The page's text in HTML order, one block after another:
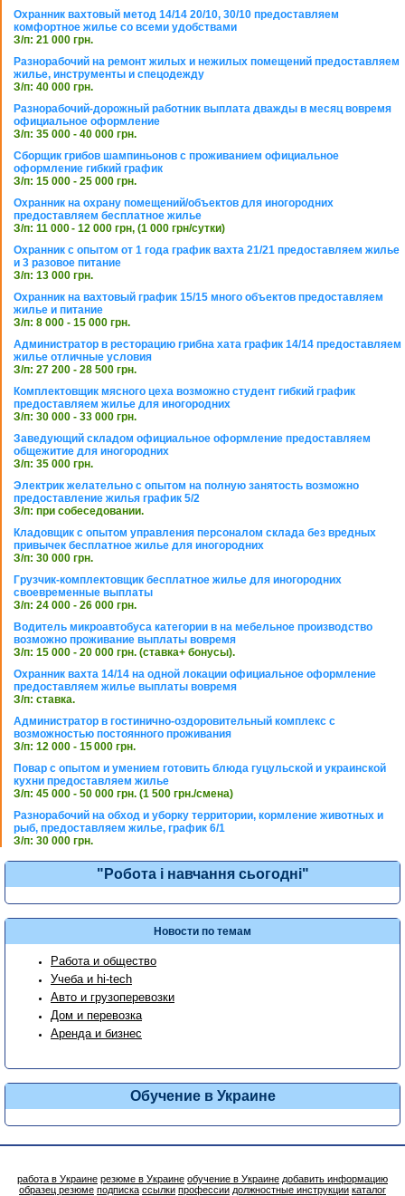
Охранник вахтовый метод 14/14 20/10, 30/10 предоставляем
комфортное жилье со всеми удобствами
З/п: 21 000 грн.
Разнорабочий на ремонт жилых и нежилых помещений предоставляем
жилье, инструменты и спецодежду
З/п: 40 000 грн.
Разнорабочий-дорожный работник выплата дважды в месяц вовремя
официальное оформление
З/п: 35 000 - 40 000 грн.
Сборщик грибов шампиньонов с проживанием официальное
оформление гибкий график
З/п: 15 000 - 25 000 грн.
Охранник на охрану помещений/объектов для иногородних
предоставляем бесплатное жилье
З/п: 11 000 - 12 000 грн, (1 000 грн/сутки)
Охранник с опытом от 1 года график вахта 21/21 предоставляем жилье
и 3 разовое питание
З/п: 13 000 грн.
Охранник на вахтовый график 15/15 много объектов предоставляем
жилье и питание
З/п: 8 000 - 15 000 грн.
Администратор в ресторацию грибна хата график 14/14 предоставляем
жилье отличные условия
З/п: 27 200 - 28 500 грн.
Комплектовщик мясного цеха возможно студент гибкий график
предоставляем жилье для иногородних
З/п: 30 000 - 33 000 грн.
Заведующий складом официальное оформление предоставляем
общежитие для иногородних
З/п: 35 000 грн.
Электрик желательно с опытом на полную занятость возможно
предоставление жилья график 5/2
З/п: при собеседовании.
Кладовщик с опытом управления персоналом склада без вредных
привычек бесплатное жилье для иногородних
З/п: 30 000 грн.
Грузчик-комплектовщик бесплатное жилье для иногородних
своевременные выплаты
З/п: 24 000 - 26 000 грн.
Водитель микроавтобуса категории в на мебельное производство
возможно проживание выплаты вовремя
З/п: 15 000 - 20 000 грн. (ставка+ бонусы).
Охранник вахта 14/14 на одной локации официальное оформление
предоставляем жилье выплаты вовремя
З/п: ставка.
Администратор в гостинично-оздоровительный комплекс с
возможностью постоянного проживания
З/п: 12 000 - 15 000 грн.
Повар с опытом и умением готовить блюда гуцульской и украинской
кухни предоставляем жилье
З/п: 45 000 - 50 000 грн. (1 500 грн./смена)
Разнорабочий на обход и уборку территории, кормление животных и
рыб, предоставляем жилье, график 6/1
З/п: 30 000 грн.
"Робота і навчання сьогодні"
Новости по темам
Работа и общество
Учеба и hi-tech
Авто и грузоперевозки
Дом и перевозка
Аренда и бизнес
Обучение в Украине
работа в Украине резюме в Украине обучение в Украине добавить информацию
образец резюме подписка ссылки профессии должностные инструкции каталог